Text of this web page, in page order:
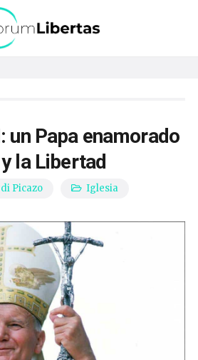
un Papa enamorado
la Libertad
Picazo Iglesia